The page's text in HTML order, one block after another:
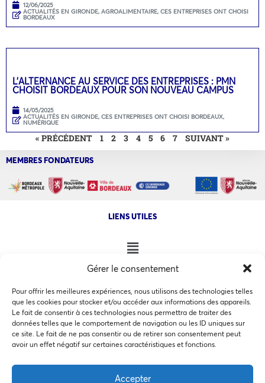
Gérer le consentement
Pour offrir les meilleures expériences, nous utilisons des technologies telles
que les cookies pour stocker et/ou accéder aux informations des appareils.
Le fait de consentir à ces technologies nous permettra de traiter des
données telles que le comportement de navigation ou les ID uniques sur
ce site. Le fait de ne pas consentir ou de retirer son consentement peut
avoir un effet négatif sur certaines caractéristiques et fonctions.
Accepter
Ce site utilise des cookies pour les statistiques et pour
12/06/2025
ACTUALITÉS EN GIRONDE, AGROALIMENTAIRE, CES ENTREPRISES ONT CHOISI
BORDEAUX
L’ALTERNANCE AU SERVICE DES ENTREPRISES : PMN
CHOISIT BORDEAUX POUR SON NOUVEAU CAMPUS
14/05/2025
ACTUALITÉS EN GIRONDE, CES ENTREPRISES ONT CHOISI BORDEAUX,
NUMÉRIQUE
« PRÉCÉDENT 1 2 3 4 5 6 7 SUIVANT »
MEMBRES FONDATEURS
LIENS UTILES
NOS AUTRES SITES
COPYRIGHT @ 2026 - INVEST IN BORDEAUX - 32 Allées d'Orléans